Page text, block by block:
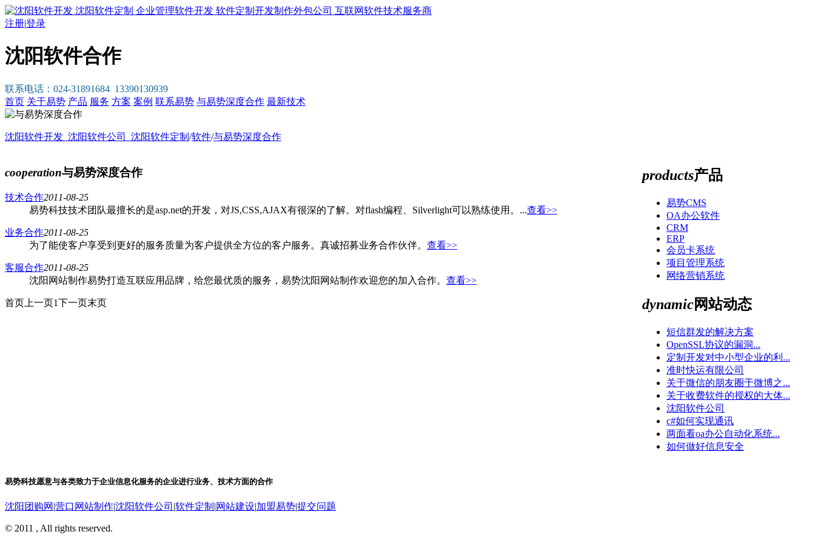
注册|登录
沈阳软件合作
联系电话：024-31891684 13390130939
首页 关于易势 产品 服务 方案 案例 联系易势 与易势深度合作 最新技术
沈阳软件开发_沈阳软件公司_沈阳软件定制 /软件/与易势深度合作
cooperation与易势深度合作
技术合作2011-08-25
易势科技技术团队最擅长的是asp.net的开发，对JS,CSS,AJAX有很深的了解。对flash编程、Silverlight可以熟练使用。...查看>>
业务合作2011-08-25
为了能使客户享受到更好的服务质量为客户提供全方位的客户服务。真诚招募业务合作伙伴。 查看>>
客服合作2011-08-25
沈阳网站制作易势打造互联应用品牌，给您最优质的服务，易势沈阳网站制作欢迎您的加入合作。 查看>>
首页 上一页1下一页末页
products产品
易势CMS
OA办公软件
CRM
ERP
会员卡系统
项目管理系统
网络营销系统
dynamic网站动态
短信群发的解决方案
OpenSSL协议的漏洞...
定制开发对中小型企业的利...
准时快运有限公司
关于微信的朋友圈于微博之...
关于收费软件的授权的大体...
沈阳软件公司
c#如何实现通讯
两面看oa办公自动化系统...
如何做好信息安全
易势科技愿意与各类致力于企业信息化服务的企业进行业务、技术方面的合作
沈阳团购网 |营口网站制作|沈阳软件公司 |软件定制 |网站建设|加盟易势|提交问题
© 2011 , All rights reserved.